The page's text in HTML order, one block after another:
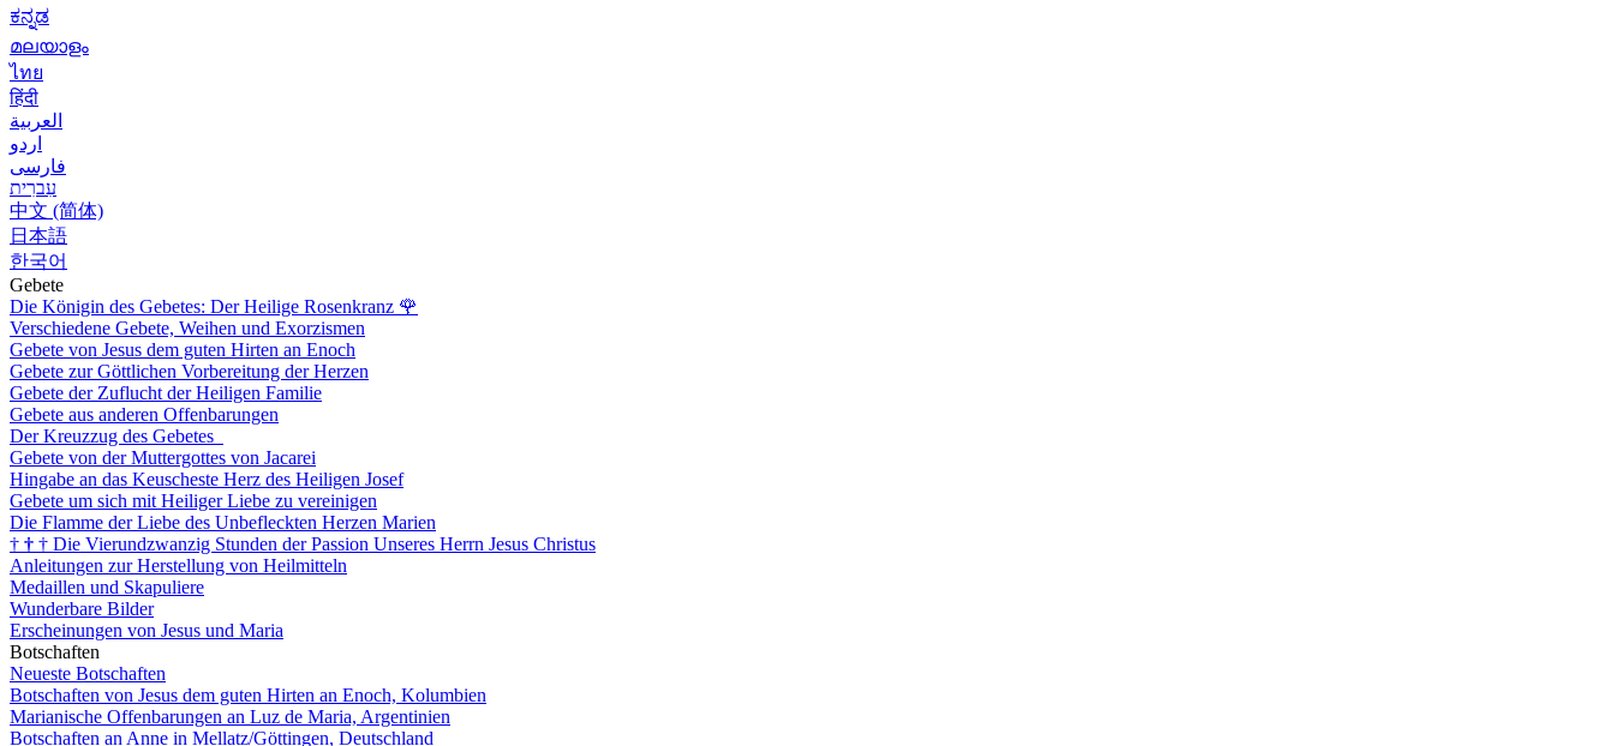
ಕನ್ನಡ
മലയാളം
ไทย
हिंदी
العربية
اردو
فارسی
עִברִית
中文 (简体)
日本語
한국어
Gebete
Die Königin des Gebetes: Der Heilige Rosenkranz 🌹
Verschiedene Gebete, Weihen und Exorzismen
Gebete von Jesus dem guten Hirten an Enoch
Gebete zur Göttlichen Vorbereitung der Herzen
Gebete der Zuflucht der Heiligen Familie
Gebete aus anderen Offenbarungen
Der Kreuzzug des Gebetes
Gebete von der Muttergottes von Jacarei
Hingabe an das Keuscheste Herz des Heiligen Josef
Gebete um sich mit Heiliger Liebe zu vereinigen
Die Flamme der Liebe des Unbefleckten Herzen Marien
† † † Die Vierundzwanzig Stunden der Passion Unseres Herrn Jesus Christus
Anleitungen zur Herstellung von Heilmitteln
Medaillen und Skapuliere
Wunderbare Bilder
Erscheinungen von Jesus und Maria
Botschaften
Neueste Botschaften
Botschaften von Jesus dem guten Hirten an Enoch, Kolumbien
Marianische Offenbarungen an Luz de Maria, Argentinien
Botschaften an Anne in Mellatz/Göttingen, Deutschland